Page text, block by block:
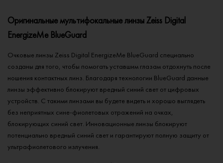
Оригинальные мультифокальные линзы Zeiss Digital
EnergizeMe BlueGuard
Очковые линзы Zeiss Digital EnergizeMe BlueGuard специально
созданы для того, чтобы помогать уставшим глазам отдохнуть после
ношения контактных линз. Благодаря технологии BlueGuard данные
линзы эффективно блокируют вредный синий свет от цифровых
устройств. С такими линзами вы будете видеть и хорошо выглядеть
без неприятных сине-фиолетовых отражений на очках,
блокирующих синий свет. Инновационные линзы блокируют
потенциально вредный синий свет и гарантируют полную защиту от
ультрафиолетового излучения.